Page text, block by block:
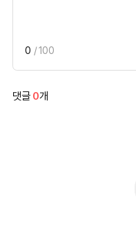
0 / 100
댓글 0개